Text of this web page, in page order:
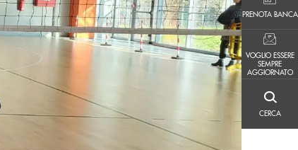
PRENOTA BANCA
PRENOTA BANCA
VOGLIO ESSERE
SEMPRE
AGGIORNATO
VOGLIO ESSERE SEMPRE AGGIORNATO
CERCA